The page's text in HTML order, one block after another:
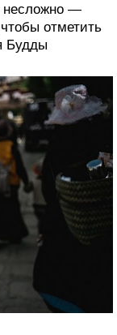
несложно —
отметить
Будды